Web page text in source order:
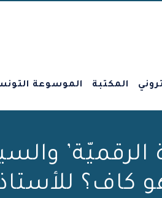
المكتبة الموسوعة
الرقميّة’